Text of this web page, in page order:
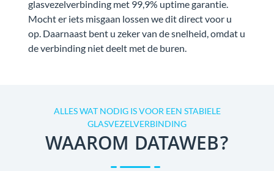
glasvezelverbinding met 99,9% uptime garantie.
Mocht er iets misgaan lossen we dit direct voor u
op. Daarnaast bent u zeker van de snelheid, omdat u
de verbinding niet deelt met de buren.
ALLES WAT NODIG IS VOOR EEN STABIELE
GLASVEZELVERBINDING
WAAROM DATAWEB?